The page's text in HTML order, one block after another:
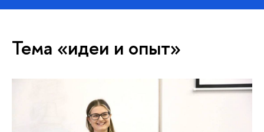
Тема «идеи и опыт»